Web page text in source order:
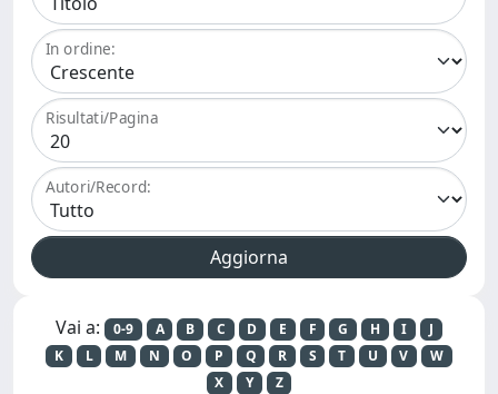
In ordine:
Risultati/Pagina
Autori/Record:
Vai a: 0-9 A B C D E F G H I
J
K
L M N O P Q R S T U V
W
X
Y Z